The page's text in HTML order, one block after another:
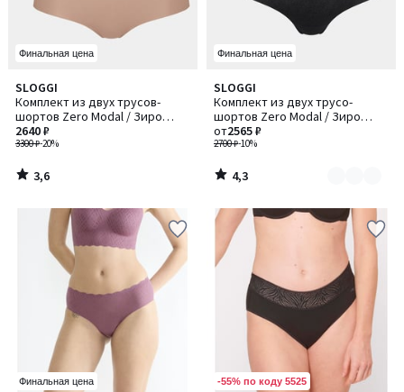
Финальная цена
SLOGGI
Комплект из двух трусов-
шортов Zero Modal / Зиро
Модал
3300 ₽-20%
2640 ₽
3,6
/ 5
3,6
/
Финальная цена
SLOGGI
Комплект из двух трусо-
шортов Zero Modal / Зиро
Модал
2700 ₽-10%
от2565 ₽
4,3
/ 5
Количество
цветов:
2
4,3
/
Финальная цена -55% по коду 5525